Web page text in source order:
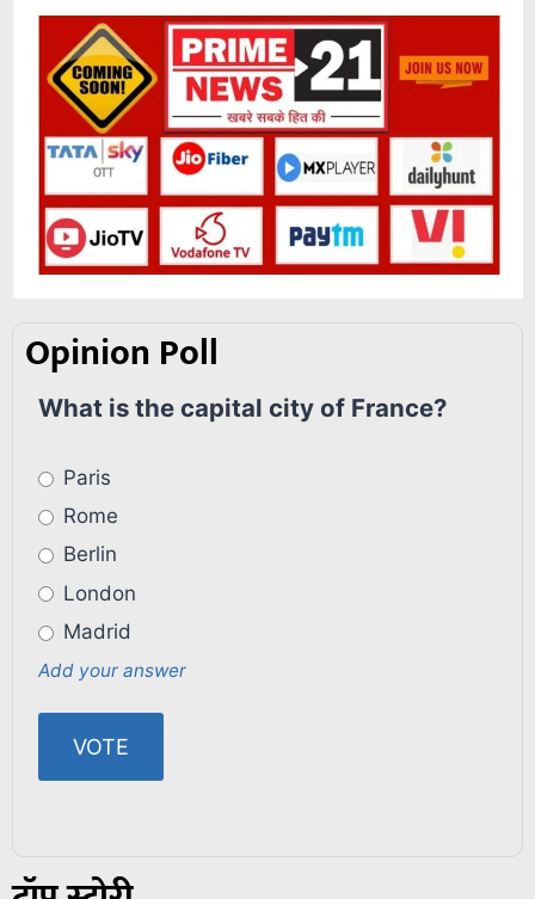
Opinion Poll
What is the capital city of France?
Paris
Rome
Berlin
London
Madrid
Add your answer